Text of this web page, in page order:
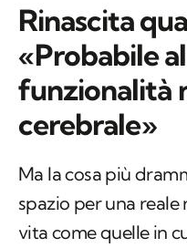
Rinascita
«Probabile
funzionalità
cerebrale»
Ma la cosa più
spazio per una reale
vita come quelle in